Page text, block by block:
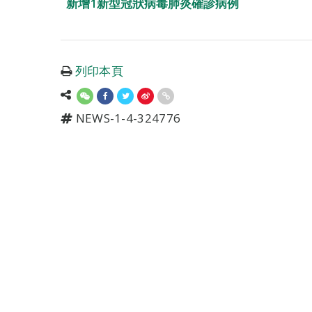
列印本頁
NEWS-1-4-324776